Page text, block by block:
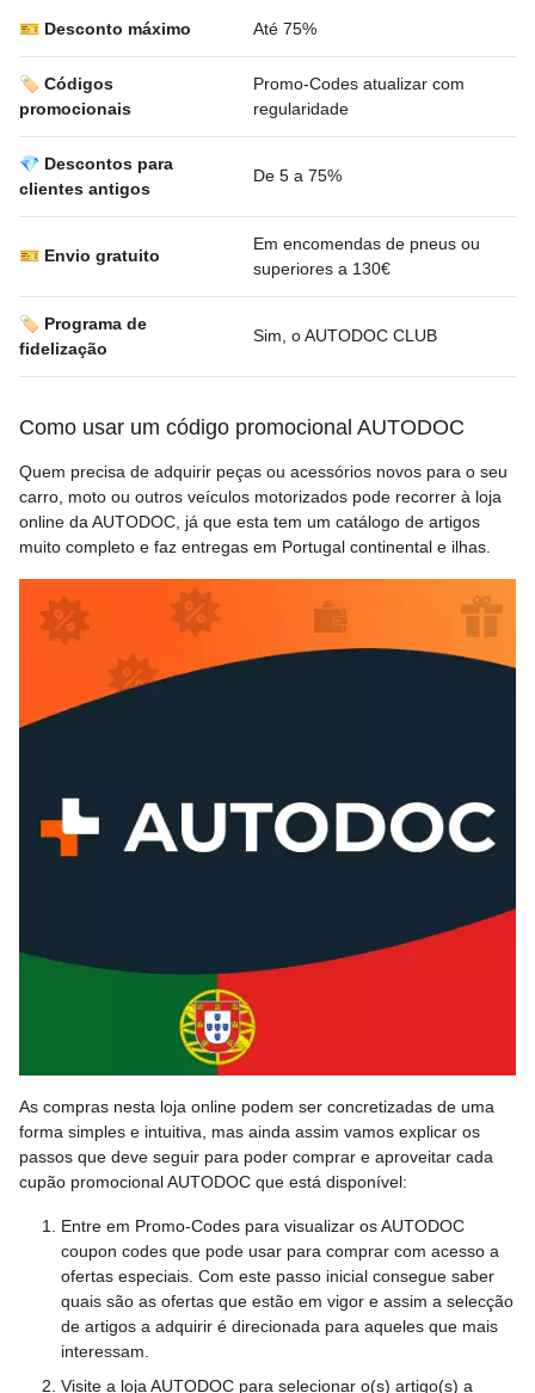
🎫 Desconto máximo Até 75%
🏷️ Códigos
promocionais
Promo-Codes atualizar com
regularidade
💎 Descontos para
clientes antigos
De 5 a 75%
🎫 Envio gratuito
Em encomendas de pneus ou
superiores a 130€
🏷️ Programa de
fidelização
Sim, o AUTODOC CLUB
Como usar um código promocional AUTODOC
Quem precisa de adquirir peças ou acessórios novos para o seu
carro, moto ou outros veículos motorizados pode recorrer à loja
online da AUTODOC, já que esta tem um catálogo de artigos
muito completo e faz entregas em Portugal continental e ilhas.
As compras nesta loja online podem ser concretizadas de uma
forma simples e intuitiva, mas ainda assim vamos explicar os
passos que deve seguir para poder comprar e aproveitar cada
cupão promocional AUTODOC que está disponível:
Entre em Promo-Codes para visualizar os AUTODOC
coupon codes que pode usar para comprar com acesso a
ofertas especiais. Com este passo inicial consegue saber
quais são as ofertas que estão em vigor e assim a selecção
de artigos a adquirir é direcionada para aqueles que mais
interessam.
Visite a loja AUTODOC para selecionar o(s) artigo(s) a